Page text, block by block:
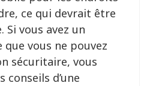
ce qui devrait être
Si vous avez un
vous ne pouvez
sécuritaire, vous
conseils d’une